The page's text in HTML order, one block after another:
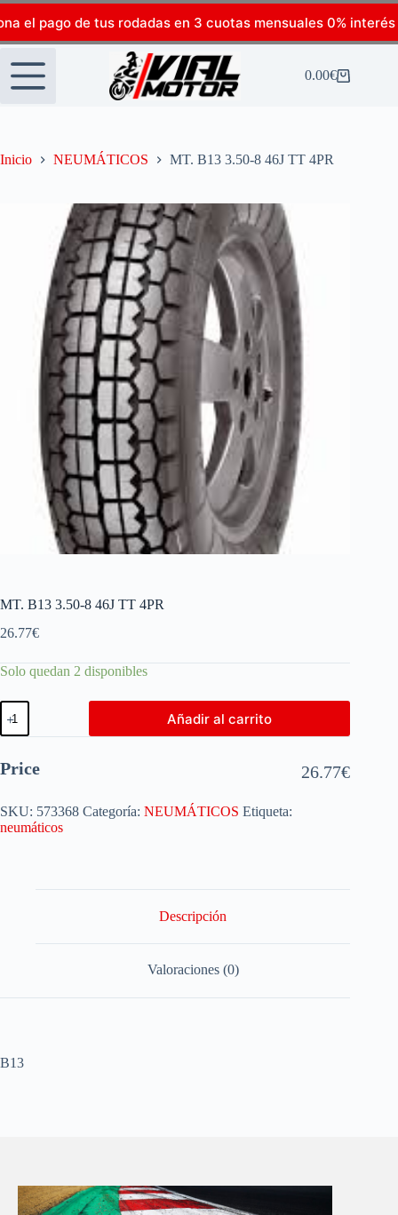
el pago de tus rodadas en 3 cuotas mensuales 0% interés
0.00€
Inicio NEUMÁTICOS MT. B13 3.50-8 46J TT 4PR
MT. B13 3.50-8 46J TT 4PR
26.77€
Solo quedan 2 disponibles
Añadir al carrito
Price 26.77€
SKU: 573368 Categoría: NEUMÁTICOS Etiqueta:
neumáticos
Descripción
Valoraciones (0)
B13